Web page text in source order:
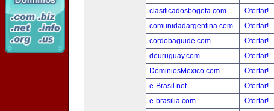
clasificadosbogota.com
Ofertar!
comunidadargentina.com
Ofertar!
cordobaguide.com
Ofertar!
deuruguay.com
Ofertar!
DominiosMexico.com
Ofertar!
e-Brasil.net
Ofertar!
e-brasilia.com
Ofertar!